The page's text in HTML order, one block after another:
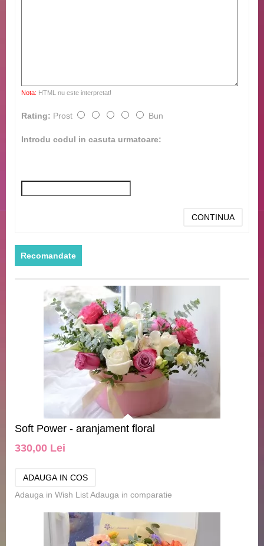
Nota: HTML nu este interpretat!
Rating: Prost Bun
Introdu codul in casuta urmatoare:
CONTINUA
Recomandate
Soft Power - aranjament floral
330,00 Lei
Adauga in Wish ListAdauga in comparatie